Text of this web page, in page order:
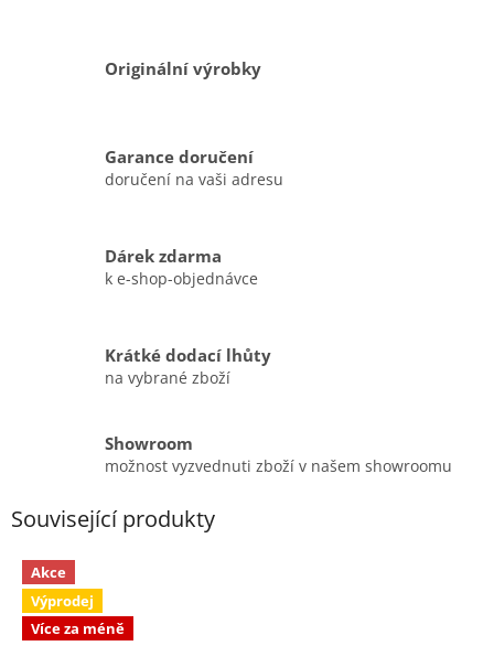
Originální výrobky
Garance doručení
doručení na vaši adresu
Dárek zdarma
k e-shop-objednávce
Krátké dodací lhůty
na vybrané zboží
Showroom
možnost vyzvednuti zboží v našem showroomu
Související produkty
Akce
Výprodej
Více za méně